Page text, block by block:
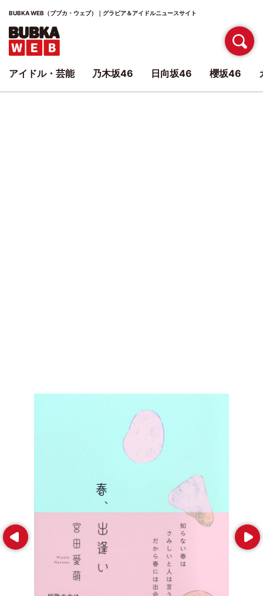
BUBKA WEB（ブブカ・ウェブ）｜グラビア＆アイドルニュースサイト
Prev Next
アイドル・芸能 乃木坂46 日向坂46 櫻坂46